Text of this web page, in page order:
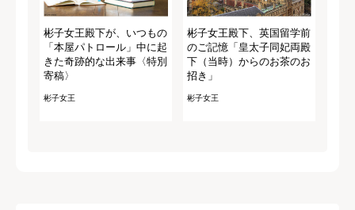
彬子女王殿下が、いつもの
「本屋パトロール」中に起
きた奇跡的な出来事〈特別
寄稿〉
彬子女王
彬子女王殿下、英国留学前
のご記憶「皇太子同妃両殿
下（当時）からのお茶のお
招き」
彬子女王